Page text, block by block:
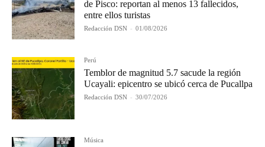
de Pisco: reportan al menos 13 fallecidos,
entre ellos turistas
Redacción DSN - 01/08/2026
Perú
Temblor de magnitud 5.7 sacude la región
Ucayali: epicentro se ubicó cerca de Pucallpa
Redacción DSN - 30/07/2026
Música